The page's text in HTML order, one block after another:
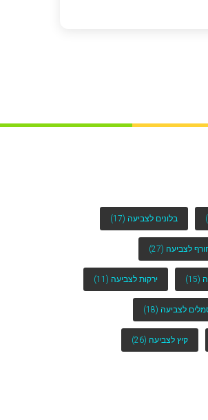
בלונים לצביעה (17)
לצביעה (27)
(15) ירקות לצביעה (11)
לצביעה (18)
קיץ לצביעה (26)